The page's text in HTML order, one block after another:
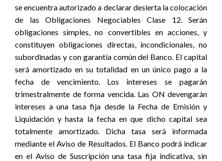
se encuentra autorizado a declarar desierta la colocación
de las Obligaciones Negociables Clase 12. Serán
obligaciones simples, no convertibles en acciones, y
constituyen obligaciones directas, incondicionales, no
subordinadas y con garantía común del Banco. El capital
será amortizado en su totalidad en un único pago a la
fecha de vencimiento. Los intereses se pagarán
trimestralmente de forma vencida. Las ON devengarán
intereses a una tasa fija desde la Fecha de Emisión y
Liquidación y hasta la fecha en que dicho capital sea
totalmente amortizado. Dicha tasa será informada
mediante el Aviso de Resultados. El Banco podrá indicar
en el Aviso de Suscripción una tasa fija indicativa, sin